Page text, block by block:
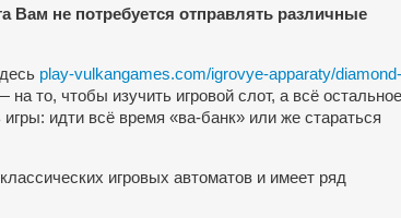
Вам не потребуется отправлять различные
play-vulkangames.com/igrovye-apparaty/diamond-
то, чтобы изучить игровой слот, а всё остальное
идти всё время «ва-банк» или же стараться
игровых автоматов и имеет ряд